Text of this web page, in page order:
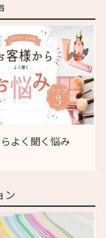
よく聞く悩み
ン